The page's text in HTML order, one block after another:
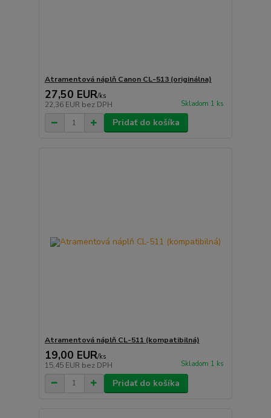
Atramentová náplň Canon CL-513 (originálna)
27,50 EUR/ks
22,36 EUR bez DPH Skladom 1 ks
Pridať do košíka
Atramentová náplň CL-511 (kompatibilná)
19,00 EUR/ks
15,45 EUR bez DPH Skladom 1 ks
Pridať do košíka